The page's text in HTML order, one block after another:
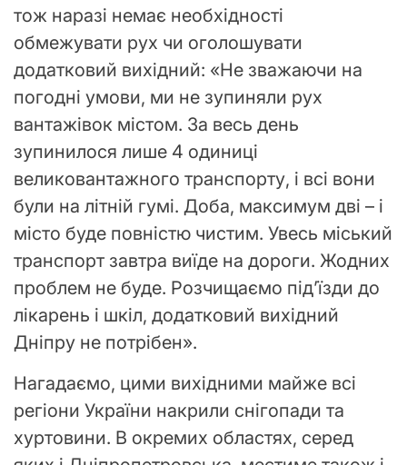
тож наразі немає необхідності
обмежувати рух чи оголошувати
додатковий вихідний: «Не зважаючи на
погодні умови, ми не зупиняли рух
вантажівок містом. За весь день
зупинилося лише 4 одиниці
великовантажного транспорту, і всі вони
були на літній гумі. Доба, максимум дві – і
місто буде повністю чистим. Увесь міський
транспорт завтра виїде на дороги. Жодних
проблем не буде. Розчищаємо під’їзди до
лікарень і шкіл, додатковий вихідний
Дніпру не потрібен».
Нагадаємо, цими вихідними майже всі
регіони України накрили снігопади та
хуртовини. В окремих областях, серед